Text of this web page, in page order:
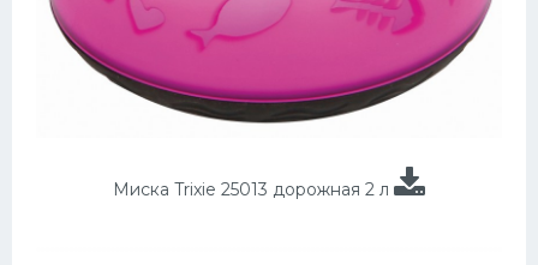
Миска Trixie 25013 дорожная 2 л